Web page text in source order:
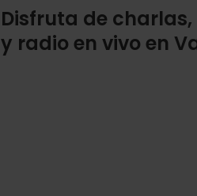
Disfruta de
y radio en vivo en